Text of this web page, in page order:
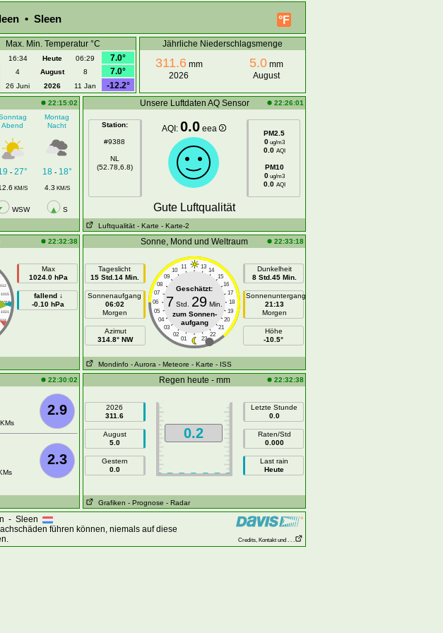
°F
• Sleen
Max. Min. Temperatur °C
16:34 Heute 06:29
7.0°
4 August 8
7.0°
26 Juni 2026 11 Jan -12.2°
Jährliche Niederschlagsmenge
311.6mm
2026
5.0mm
August
22:15:02
Abend
Montag
Nacht
- 27° 18- 18°
KM/S 4.3 KM/S
WSW S
Unsere Luftdaten AQ Sensor 22:26:01
Station:
#9388
NL
(52.78,6.8)
AQI: 0.0 eea
PM2.5
0ug/m3
0.0 AQI
PM10
0ug/m3
0.0 AQI
Gute Luftqualität
Luftqualität - Karte - Karte-2
22:32:38
1015
1018
1021
Max
1024.0 hPa
fallend ↓
-0.10 hPa
Sonne, Mond und Weltraum 22:33:18
Tageslicht
15 Std.14 Min.
Sonnenaufgang
06:02
Morgen
Azimut
314.8° NW
11 13
10
14
09
15
08
16
07
17
06
18
05
19
04
20
03
21
02
22
01 23
Geschätzt:
7 Std. 29 Min.
zum Sonnen-
aufgang
Dunkelheit
8 Std.45 Min.
Sonnenuntergang
21:13
Morgen
Höhe
-10.5°
Mondinfo - Aurora - Meteore - Karte - ISS
22:30:02
2.9
KMs
2.3
Regen heute - mm 22:32:38
2026
311.6
August
5.0
Gestern
0.0
0.2
Letzte Stunde
0.0
Raten/Std
0.000
Last rain
Heute
Grafiken - Prognose - Radar
- Sleen
führen können, niemals auf diese
Credits, Kontakt und . . .